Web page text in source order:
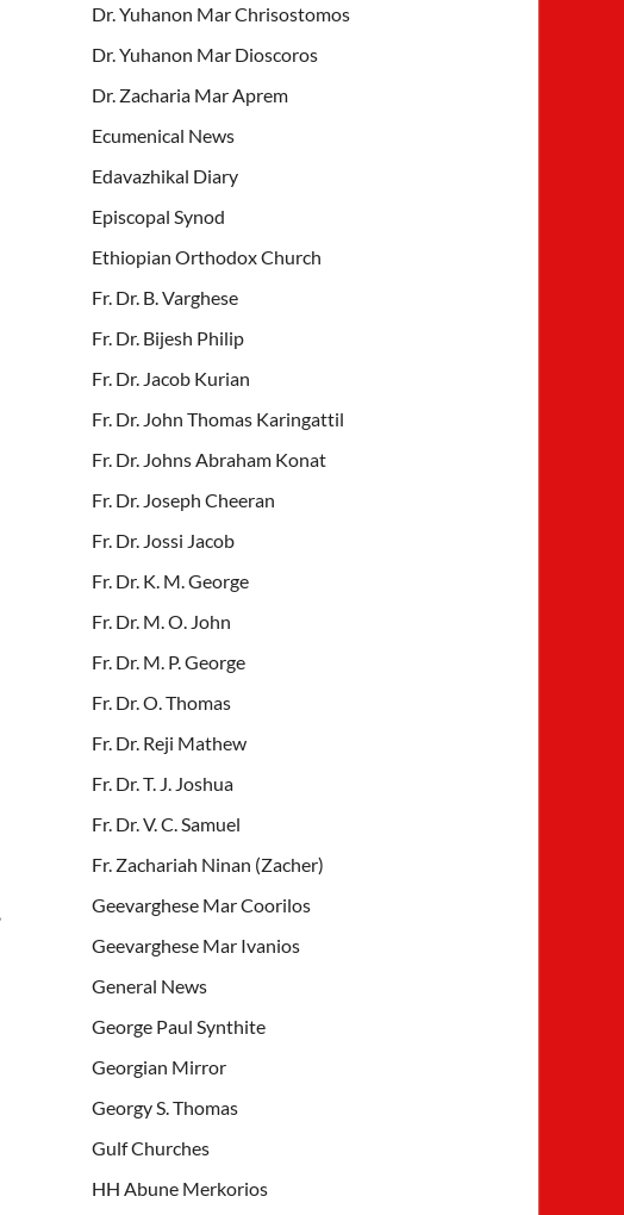
Dr. Yuhanon Mar Chrisostomos
Dr. Yuhanon Mar Dioscoros
Dr. Zacharia Mar Aprem
Ecumenical News
Edavazhikal Diary
Episcopal Synod
Ethiopian Orthodox Church
Fr. Dr. B. Varghese
Fr. Dr. Bijesh Philip
Fr. Dr. Jacob Kurian
Fr. Dr. John Thomas Karingattil
Fr. Dr. Johns Abraham Konat
Fr. Dr. Joseph Cheeran
Fr. Dr. Jossi Jacob
Fr. Dr. K. M. George
Fr. Dr. M. O. John
Fr. Dr. M. P. George
Fr. Dr. O. Thomas
Fr. Dr. Reji Mathew
Fr. Dr. T. J. Joshua
Fr. Dr. V. C. Samuel
Fr. Zachariah Ninan (Zacher)
Geevarghese Mar Coorilos
Geevarghese Mar Ivanios
General News
George Paul Synthite
Georgian Mirror
Georgy S. Thomas
Gulf Churches
HH Abune Merkorios